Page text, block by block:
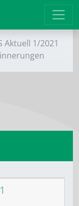
Aktuell 1/2021